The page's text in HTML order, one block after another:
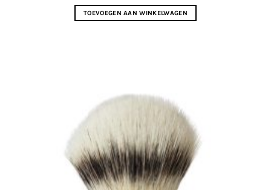
TOEVOEGEN AAN WINKELWAGEN